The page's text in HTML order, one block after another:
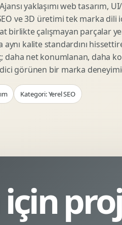
Story
Statik
Motion
yaklaşımı web tasarım,
ve 3D üretimi tek marka dili
birlikte çalışmayan parçalar
kalite standardını
daha net konumlanan, daha
görünen bir marka
Kategori: Yerel SEO